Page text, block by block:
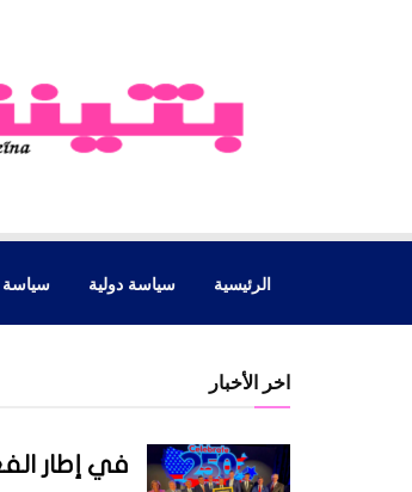
الرئيسية سياسة دولية سياسة
اخر الأخبار
في إطار